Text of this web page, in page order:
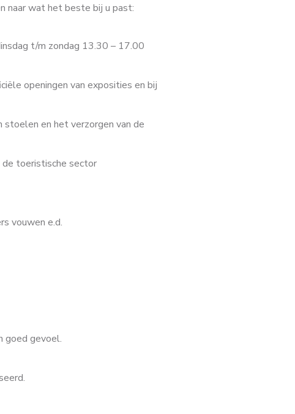
naar wat het beste bij u past:
t/m zondag 13.30 – 17.00
openingen van exposities en bij
en het verzorgen van de
de toeristische sector
vouwen e.d.
goed gevoel.